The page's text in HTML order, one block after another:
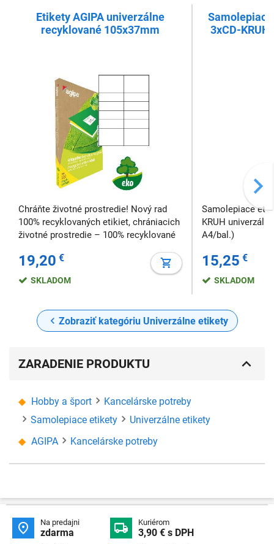
Etikety AGIPA univerzálne
recyklované 105x37mm
Chráňte životné prostredie! Nový rad
100% recyklovaných etikiet, chrániacich
životné prostredie – 100% recyklované
papier bez prítomnosti freónov,
neznečisťujúce akrylátové lepidlo na
vodnej báze a recyklovateľná pl
19,20 €
SKLADOM
Samolepiace
3xCD-
Samolepiace
KRUH
A4/bal.)
15,25 €
SKLADOM
Zobraziť kategóriu Univerzálne etikety
ZARADENIE PRODUKTU
Hobby a šport
Kancelárske potreby
Samolepiace etikety
Univerzálne etikety
AGIPA
Kancelárske potreby
 Na predajni
zdarma  Kuriérom
3,90 € s DPH